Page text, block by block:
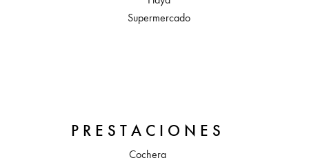
Supermercado
PRESTACIONES
Cochera